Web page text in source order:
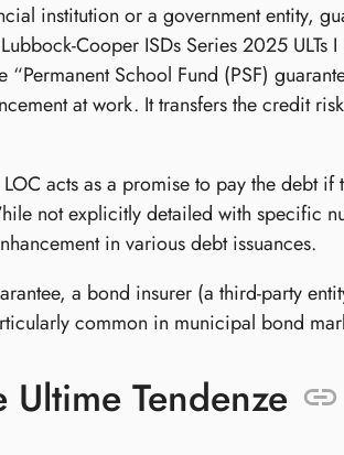
institution or a government entity,
Cooper ISDs Series 2025 ULTs
“Permanent School Fund (PSF)
at work. It transfers the credit
acts as a promise to pay the debt
not explicitly detailed with specific
in various debt issuances.
a bond insurer (a third-party
common in municipal bond
Tendenze